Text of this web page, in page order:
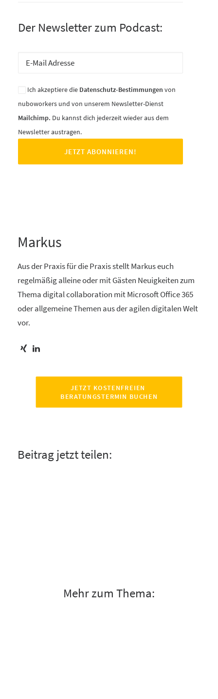
Der Newsletter zum Podcast:
Ich akzeptiere die Datenschutz-Bestimmungen von
nuboworkers und von unserem Newsletter-Dienst
Mailchimp. Du kannst dich jederzeit wieder aus dem
Newsletter austragen.
Markus
Aus der Praxis für die Praxis stellt Markus euch
regelmäßig alleine oder mit Gästen Neuigkeiten zum
Thema digital collaboration mit Microsoft Office 365
oder allgemeine Themen aus der agilen digitalen Welt
vor.
JETZT KOSTENFREIEN
BERATUNGSTERMIN BUCHEN
Beitrag jetzt teilen:
Mehr zum Thema: